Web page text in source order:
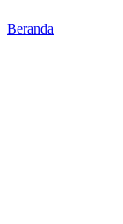
Beranda